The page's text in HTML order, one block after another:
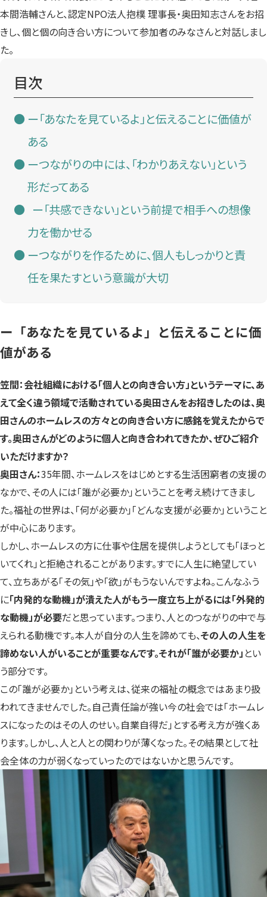
本間浩輔さんと、認定NPO法人抱樸 理事長・奥田知志さんをお招
きし、個と個の向き合い方について参加者のみなさんと対話しまし
た。
目次
ー「あなたを見ているよ」と伝えることに価値が
ある
ーつながりの中には、「わかりあえない」という
形だってある
ー「共感できない」という前提で相手への想像
力を働かせる
ーつながりを作るために、個人もしっかりと責
任を果たすという意識が大切
ー「あなたを見ているよ」と伝えることに価
値がある
笠間：会社組織における「個人との向き合い方」というテーマに、あ
えて全く違う領域で活動されている奥田さんをお招きしたのは、奥
田さんのホームレスの方々との向き合い方に感銘を覚えたからで
す。奥田さんがどのように個人と向き合われてきたか、ぜひご紹介
いただけますか？
奥田さん：35年間、ホームレスをはじめとする生活困窮者の支援の
なかで、その人には「誰が必要か」ということを考え続けてきまし
た。福祉の世界は、「何が必要か」「どんな支援が必要か」ということ
が中心にあります。
しかし、ホームレスの方に仕事や住居を提供しようとしても「ほっと
いてくれ」と拒絶されることがあります。すでに人生に絶望してい
て、立ちあがる「その気」や「欲」がもうないんですよね。こんなふう
に「内発的な動機」が潰えた人がもう一度立ち上がるには「外発的
な動機」が必要だと思っています。つまり、人とのつながりの中で与
えられる動機です。本人が自分の人生を諦めても、その人の人生を
諦めない人がいることが重要なんです。それが「誰が必要か」 とい
う部分です。
この「誰が必要か」という考えは、従来の福祉の概念ではあまり扱
われてきませんでした。自己責任論が強い今の社会では「ホームレ
スになったのはその人のせい。自業自得だ」とする考え方が強くあ
ります。しかし、人と人との関わりが薄くなった。その結果として社
会全体の力が弱くなっていったのではないかと思うんです。